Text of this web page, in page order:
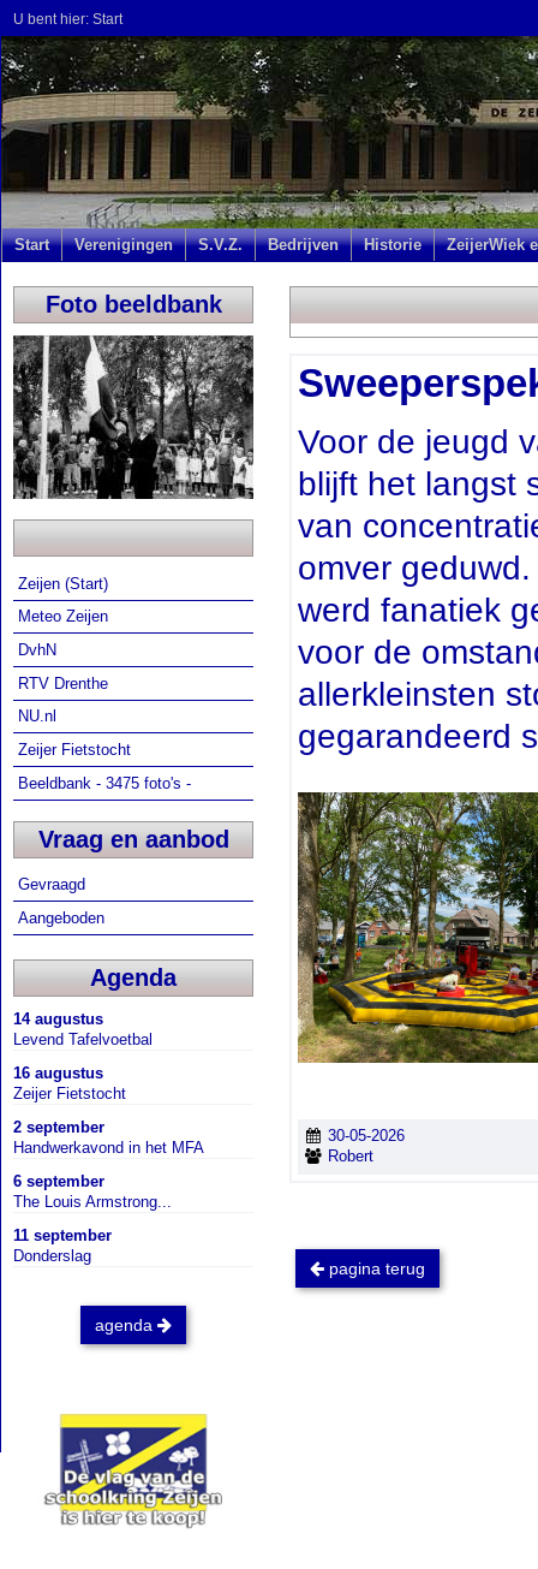
U bent hier: Start
Start Verenigingen S.V.Z. Bedrijven Historie ZeijerWiek
Foto beeldbank
Zeijen (Start)
Meteo Zeijen
DvhN
RTV Drenthe
NU.nl
Zeijer Fietstocht
Beeldbank - 3475 foto's -
Vraag en aanbod
Gevraagd
Aangeboden
Agenda
14 augustus
Levend Tafelvoetbal
16 augustus
Zeijer Fietstocht
2 september
Handwerkavond in het MFA
6 september
The Louis Armstrong...
11 september
Donderslag
agenda
Voor de jeugd
blijft het langst
van
omver
werd fanatiek
voor de
allerkleinsten
gegarandeerd
30-05-2026
Robert
pagina terug